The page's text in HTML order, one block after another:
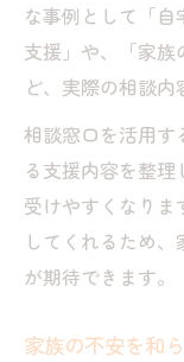
な事例として「
支援」や、「家
ど、実際の相談内
相談窓口を活用す
る支援内容を整
受けやすくなり
してくれるため
が期待できます。
家族の不安を和